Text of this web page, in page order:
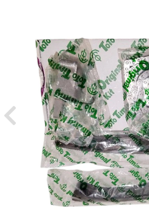
Previous